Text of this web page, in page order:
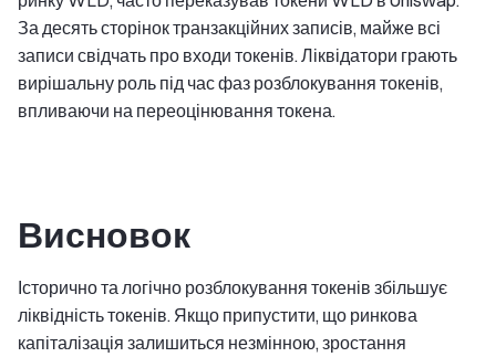
За десять сторінок транзакційних записів, майже всі
записи свідчать про входи токенів. Ліквідатори грають
вирішальну роль під час фаз розблокування токенів,
впливаючи на переоцінювання токена.
Висновок
Історично та логічно розблокування токенів збільшує
ліквідність токенів. Якщо припустити, що ринкова
капіталізація залишиться незмінною, зростання